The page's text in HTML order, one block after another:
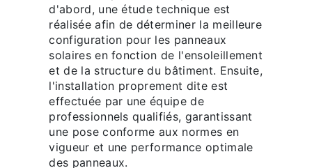
d'abord, une étude technique est
réalisée afin de déterminer la meilleure
configuration pour les panneaux
solaires en fonction de l'ensoleillement
et de la structure du bâtiment. Ensuite,
l'installation proprement dite est
effectuée par une équipe de
professionnels qualifiés, garantissant
une pose conforme aux normes en
vigueur et une performance optimale
des panneaux.